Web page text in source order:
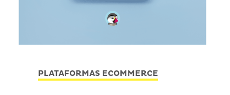
PLATAFORMAS ECOMMERCE